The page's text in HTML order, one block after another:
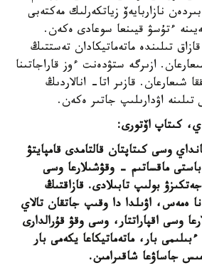
نازاربايەۆ زياتكەرلىك مەكتەبى
ءتۇسۋ قيىنعا سوعادى ەكەن.
تىلىندە ماتەماتيكادان تەستتىڭ
ازىرگە ستۋدەنت ءوز قاراجاتىنا
شىعارعان. قازىر اتا- انالاردىڭ
اۋدارىلىپ جاتىر ەكەن.
كىتاپ اۆتورى:
وسى كىتاپتان قالتامدى قامپايتۋ
ماقساتىم - وقۋشىلارعا وسى
بولىپ تابىلادى. قازاقتىڭ
عانا ەمەس، اۋىلدا دا وقىپ جاتقان تالاي
وسى اقپاراتتار، وسى وقۋ قۇرالدارى
بار، ماتەماتيكاعا يكەمى بار
جاساۋعا شاقىرامىن.